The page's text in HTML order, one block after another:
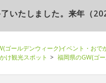
いたしました。来年（
ゴールデンウィーク)イベント・おで
け観光スポット
福岡県のGW(ゴ